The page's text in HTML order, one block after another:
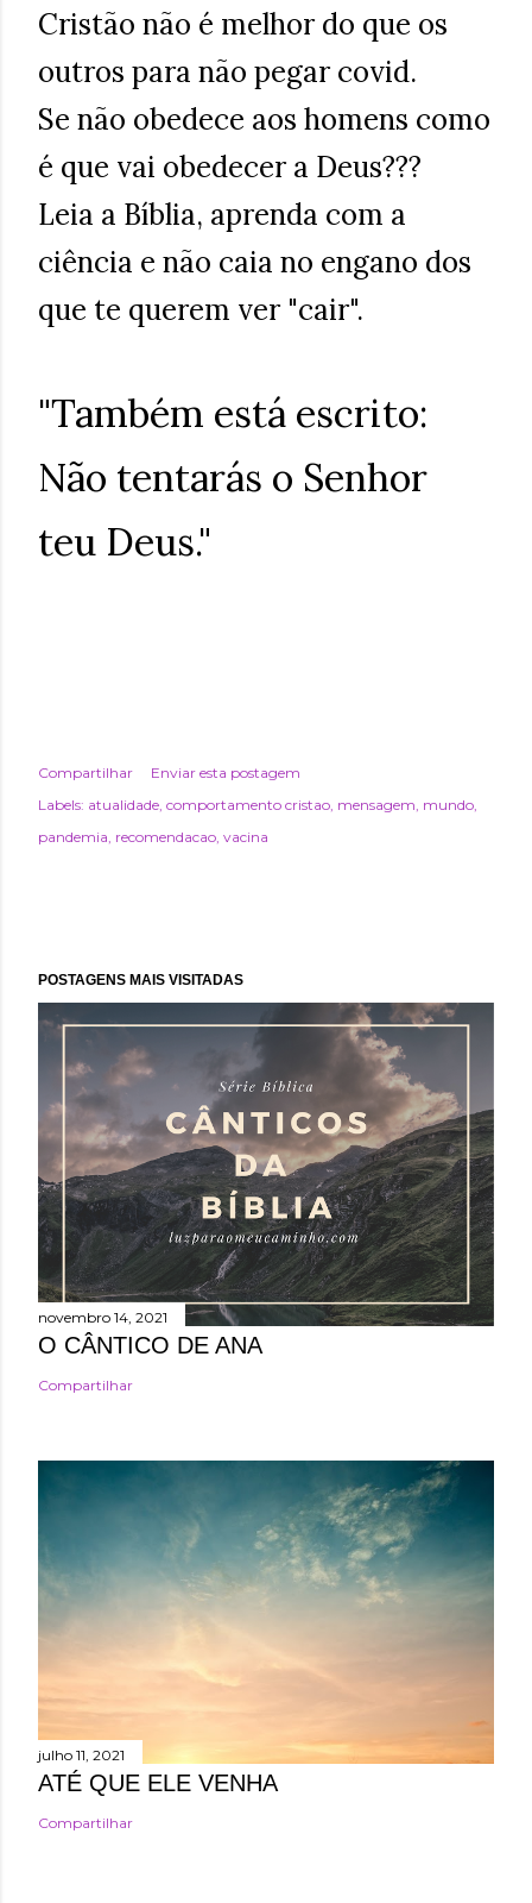
Cristão não é melhor do que os
outros para não pegar covid.
Se não obedece aos homens como
é que vai obedecer a Deus???
Leia a Bíblia, aprenda com a
ciência e não caia no engano dos
que te querem ver "cair".
"Também está escrito:
Não tentarás o Senhor
teu Deus."
Compartilhar
Enviar esta postagem
Labels: atualidade comportamento cristao mensagem mundo
pandemia recomendacao vacina
POSTAGENS MAIS VISITADAS
novembro 14, 2021
O CÂNTICO DE ANA
Compartilhar
julho 11, 2021
ATÉ QUE ELE VENHA
Compartilhar